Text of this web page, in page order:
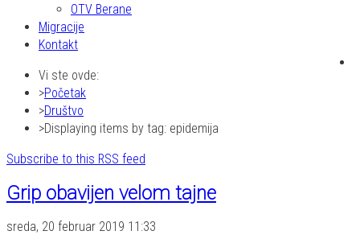
OTV Berane
Migracije
Kontakt
Vi ste ovde:
Početak
Društvo
Displaying items by tag: epidemija
Subscribe to this RSS feed
Grip obavijen velom tajne
sreda, 20 februar 2019 11:33